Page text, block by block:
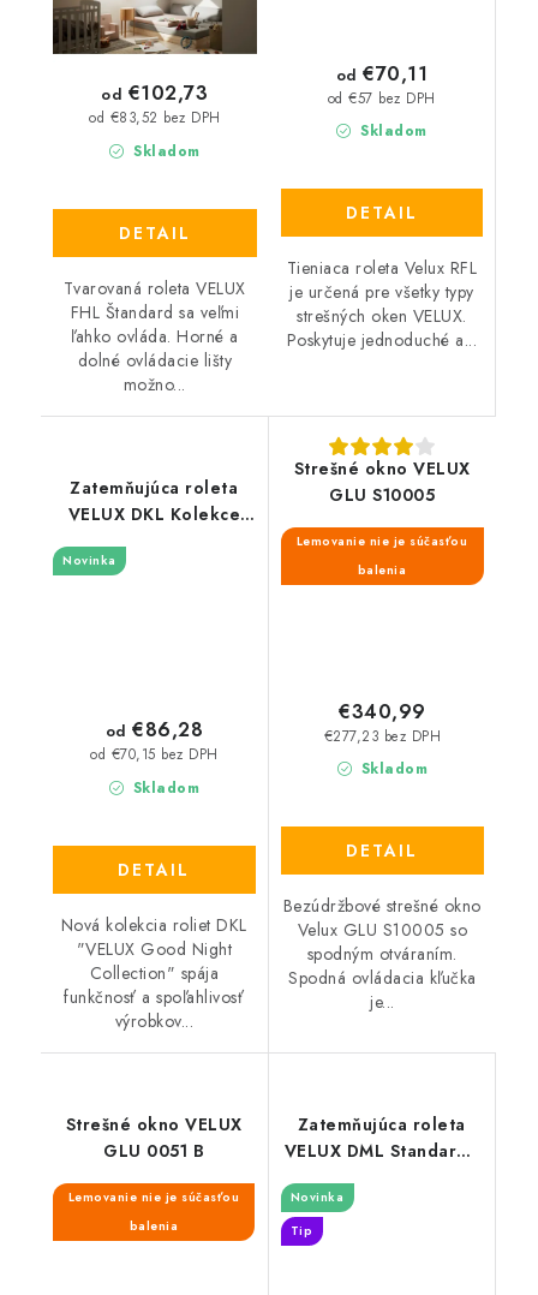
Skladom
od €83,52 bez DPH
od €102,73
DETAIL
Tvarovaná roleta VELUX
FHL Štandard sa veľmi
ľahko ovláda. Horné a
dolné ovládacie lišty
možno...
Skladom
od €57 bez DPH
od €70,11
DETAIL
Tieniaca roleta Velux RFL
je určená pre všetky typy
strešných oken VELUX.
Poskytuje jednoduché a...
Zatemňujúca roleta
VELUX DKL Kolekce
generácia
Novinka
Skladom
od €70,15 bez DPH
od €86,28
DETAIL
Nová kolekcia roliet DKL
"VELUX Good Night
Collection" spája
funkčnosť a spoľahlivosť
výrobkov...
Strešné okno VELUX
GLU S10005
Lemovanie nie je súčasťou
balenia
Skladom
€277,23 bez DPH
€340,99
DETAIL
Bezúdržbové strešné okno
Velux GLU S10005 so
spodným otváraním.
Spodná ovládacia kľučka
je...
Strešné okno VELUX
GLU 0051 B
Lemovanie nie je súčasťou
balenia
Zatemňujúca roleta
VELUX DML Standard -
Novinka
Tip